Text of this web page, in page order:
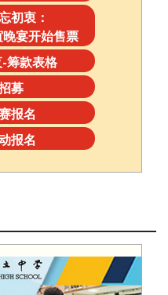
初衷：
晚宴开始售票
-筹款表格
募
报名
报名